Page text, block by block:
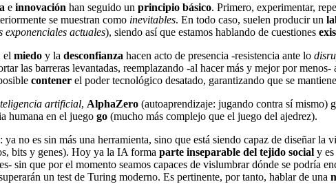
e innovación han seguido un principio básico. Primero, experimentar,
se muestran como inevitables. En todo caso, suelen producir un
exponenciales actuales), siendo así que estamos hablando de cuestiones
el miedo y la desconfianza hacen acto de presencia -resistencia ante lo
las barreras levantadas, reemplazando -al hacer más y mejor por menos-
contener el poder tecnológico desatado, garantizando que se
artificial, AlphaZero (autoaprendizaje: jugando contra sí mismo)
humana en el juego go (mucho más complejo que el juego del ajedrez).
: ya no es sin más una herramienta, sino que está siendo capaz de diseñar
bits y genes). Hoy ya la IA forma parte inseparable del tejido social y
sin que por el momento seamos capaces de vislumbrar dónde se podría
un test de Turing moderno. Es pertinente, por tanto, hablar de una